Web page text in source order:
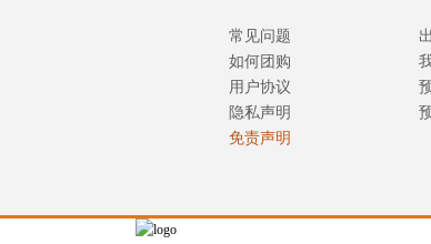
常见问题
如何团购
用户协议
隐私声明
免责声明